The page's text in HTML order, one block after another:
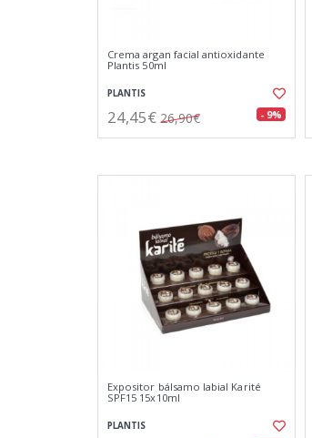
Crema argan facial antioxidante
Plantis 50ml
PLANTIS
24,45€ 26,90€ - 9%
Expositor bálsamo labial Karité
SPF15 15x10ml
PLANTIS